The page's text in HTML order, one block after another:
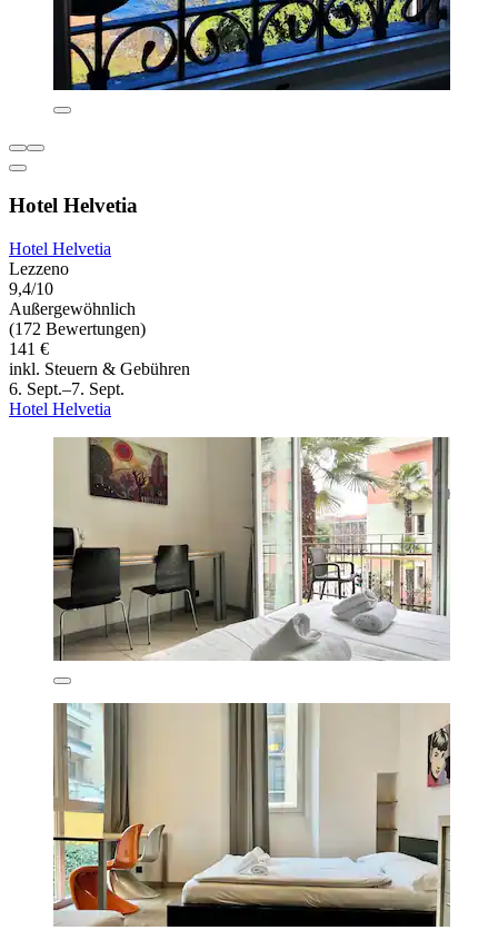
Hotel Helvetia
Hotel Helvetia
Lezzeno
9,4/10
Außergewöhnlich
(172 Bewertungen)
141 €
inkl. Steuern & Gebühren
6. Sept.–7. Sept.
Hotel Helvetia